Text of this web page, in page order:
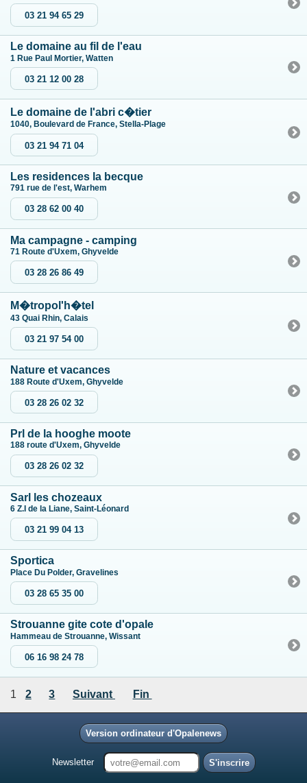
03 21 94 65 29
Le domaine au fil de l'eau
1 Rue Paul Mortier, Watten
03 21 12 00 28
Le domaine de l'abri c�tier
1040, Boulevard de France, Stella-Plage
03 21 94 71 04
Les residences la becque
791 rue de l'est, Warhem
03 28 62 00 40
Ma campagne - camping
71 Route d'Uxem, Ghyvelde
03 28 26 86 49
M�tropol'h�tel
43 Quai Rhin, Calais
03 21 97 54 00
Nature et vacances
188 Route d'Uxem, Ghyvelde
03 28 26 02 32
Prl de la hooghe moote
188 route d'Uxem, Ghyvelde
03 28 26 02 32
Sarl les chozeaux
6 Z.I de la Liane, Saint-Léonard
03 21 99 04 13
Sportica
Place Du Polder, Gravelines
03 28 65 35 00
Strouanne gite cote d'opale
Hammeau de Strouanne, Wissant
06 16 98 24 78
1 2 3 Suivant Fin
Version ordinateur d'Opalenews
Newsletter S'inscrire